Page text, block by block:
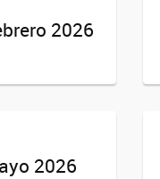
2026
2026